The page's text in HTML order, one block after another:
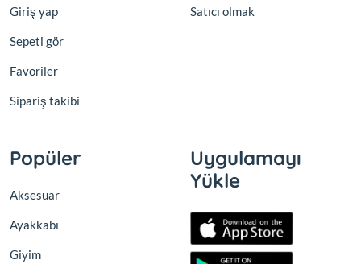
Giriş yap
Sepeti gör
Favoriler
Sipariş takibi
Satıcı olmak
Popüler
Aksesuar
Ayakkabı
Giyim
Uygulamayı
Yükle